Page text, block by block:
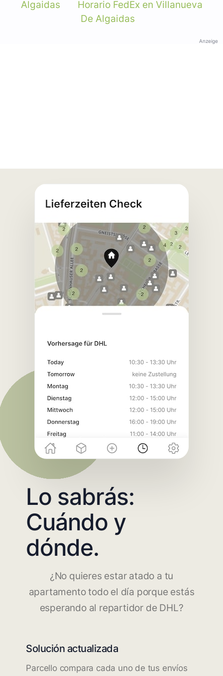
Algaidas
Horario FedEx en Villanueva
De Algaidas
Anzeige
Lo sabrás:
Cuándo y
dónde.
¿No quieres estar atado a tu
apartamento todo el día porque estás
esperando al repartidor de DHL?
Solución actualizada
Parcello compara cada uno de tus envíos